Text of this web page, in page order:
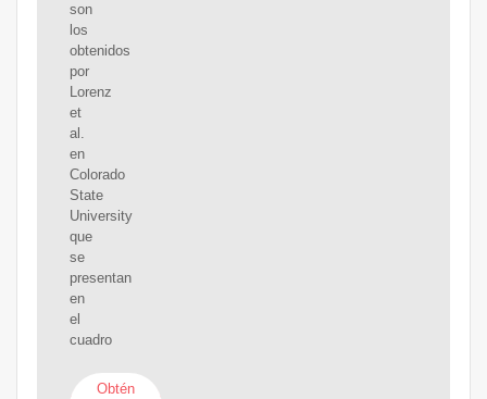
son
los
obtenidos
por
Lorenz
et
al.
en
Colorado
State
University
que
se
presentan
en
el
cuadro
Obtén